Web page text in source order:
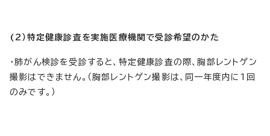
(2）特定健康診査を実施医療機関で受診希望のかた
・肺がん検診を受診すると、特定健康診査の際、胸部レントゲン
撮影はできません。（胸部レントゲン撮影は、同一年度内に1回
のみです。）